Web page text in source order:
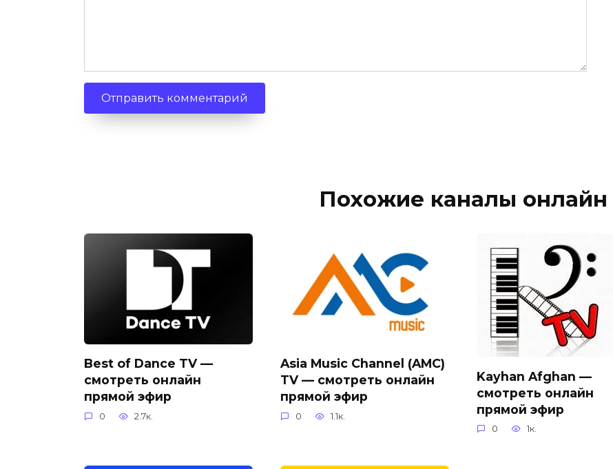
Похожие каналы онлайн
Best of Dance TV —
смотреть онлайн
прямой эфир
0 2.7к.
Asia Music Channel (AMC)
TV — смотреть онлайн
прямой эфир
0 1.1к.
Kayhan Afghan —
смотреть онлайн
прямой эфир
0 1к.